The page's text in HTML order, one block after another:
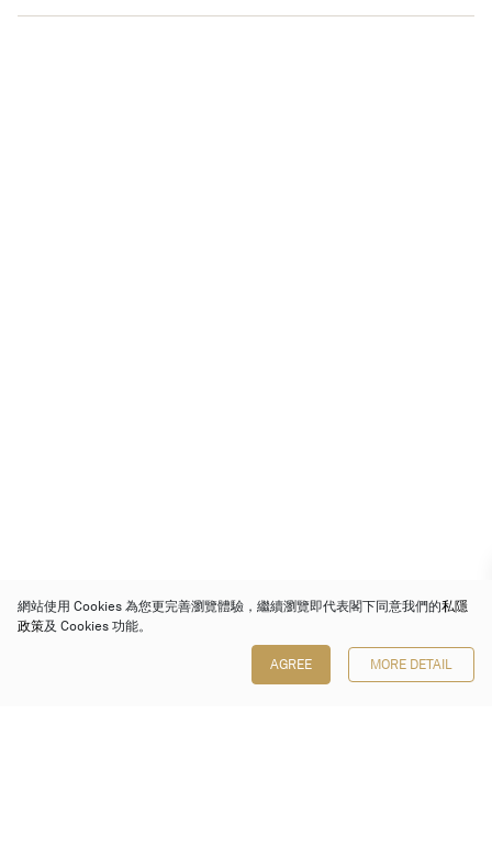
網站使用 Cookies 為您更完善瀏覽體驗，繼續瀏覽即代表閣下同意我們的私隱
政策及 Cookies 功能。
AGREE MORE DETAIL